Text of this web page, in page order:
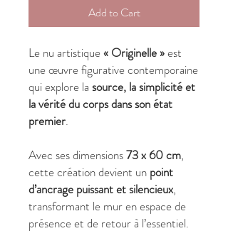
Add to Cart
Le nu artistique« Originelle »est
une œuvre figurative contemporaine
qui explore la source, la simplicité et
la vérité du corps dans son état
premier.
Avec ses dimensions73 x 60 cm,
cette création devient un point
d’ancrage puissant et silencieux,
transformant le mur en espace de
présence et de retour à l’essentiel.